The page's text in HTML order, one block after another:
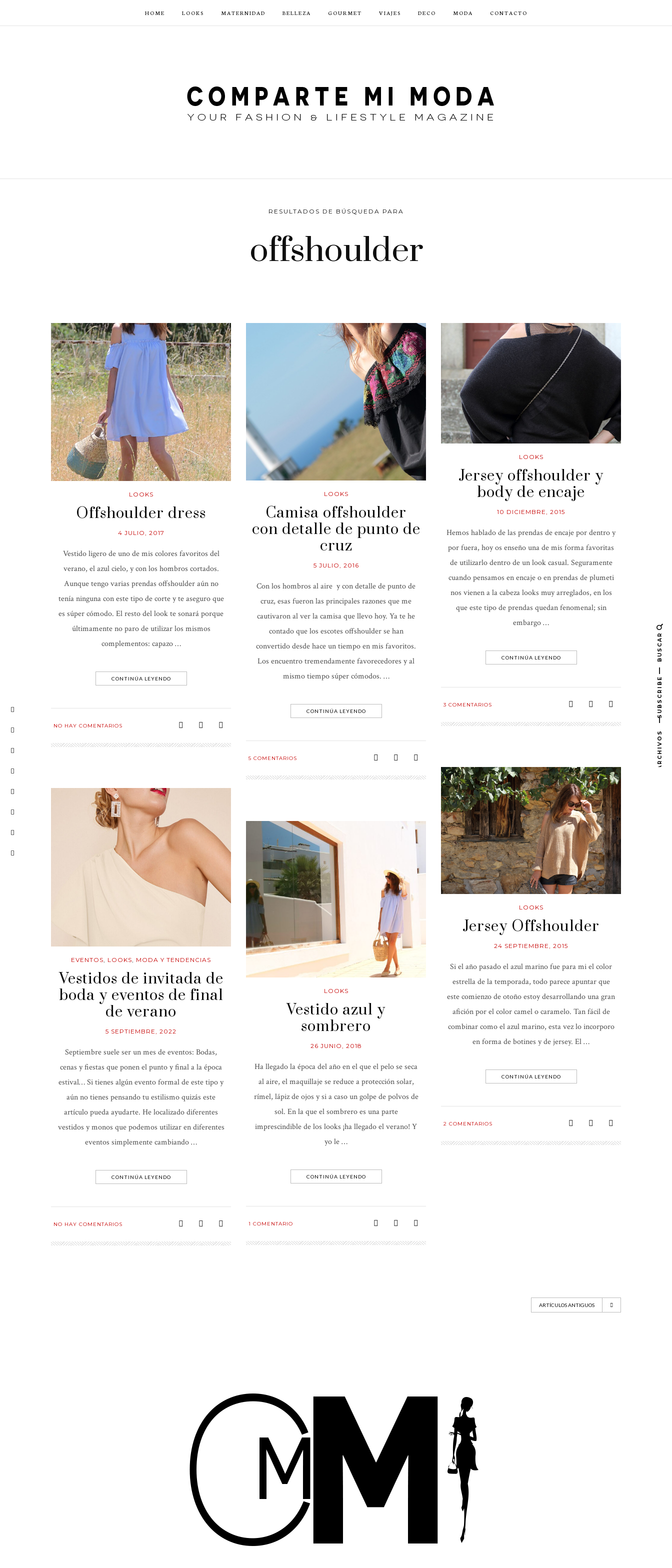
HOME LOOKS MATERNIDAD BELLEZA GOURMET VIAJES DECO MODA CONTACTO
RESULTADOS DE BÚSQUEDA PARA
offshoulder
LOOKS
Offshoulder dress
4 JULIO, 2017
Vestido ligero de uno de mis colores favoritos del
verano, el azul cielo, y con los hombros cortados.
Aunque tengo varias prendas offshoulder aún no
tenía ninguna con este tipo de corte y te aseguro que
es súper cómodo. El resto del look te sonará porque
últimamente no paro de utilizar los mismos
complementos: capazo …
CONTINÚA LEYENDO
NO HAY COMENTARIOS
LOOKS
Camisa offshoulder
con detalle de punto de
cruz
5 JULIO, 2016
Con los hombros al aire y con detalle de punto de
cruz, esas fueron las principales razones que me
cautivaron al ver la camisa que llevo hoy. Ya te he
contado que los escotes offshoulder se han
convertido desde hace un tiempo en mis favoritos.
Los encuentro tremendamente favorecedores y al
mismo tiempo súper cómodos. …
CONTINÚA LEYENDO
5 COMENTARIOS
LOOKS
Jersey offshoulder y
body de encaje
10 DICIEMBRE, 2015
Hemos hablado de las prendas de encaje por dentro y
por fuera, hoy os enseño una de mis forma favoritas
de utilizarlo dentro de un look casual. Seguramente
cuando pensamos en encaje o en prendas de plumeti
nos vienen a la cabeza looks muy arreglados, en los
que este tipo de prendas quedan fenomenal; sin
embargo …
CONTINÚA LEYENDO
3 COMENTARIOS
LOOKS
Jersey Offshoulder
24 SEPTIEMBRE, 2015
Si el año pasado el azul marino fue para mi el color
estrella de la temporada, todo parece apuntar que
este comienzo de otoño estoy desarrollando una gran
afición por el color camel o caramelo. Tan fácil de
combinar como el azul marino, esta vez lo incorporo
en forma de botines y de jersey. El …
CONTINÚA LEYENDO
2 COMENTARIOS
EVENTOS, LOOKS, MODA Y TENDENCIAS
Vestidos de invitada de
boda y eventos de final
de verano
5 SEPTIEMBRE, 2022
Septiembre suele ser un mes de eventos: Bodas,
cenas y fiestas que ponen el punto y final a la época
estival… Si tienes algún evento formal de este tipo y
aún no tienes pensando tu estilismo quizás este
artículo pueda ayudarte. He localizado diferentes
vestidos y monos que podemos utilizar en diferentes
eventos simplemente cambiando …
CONTINÚA LEYENDO
NO HAY COMENTARIOS
LOOKS
Vestido azul y
sombrero
26 JUNIO, 2018
Ha llegado la época del año en el que el pelo se seca
al aire, el maquillaje se reduce a protección solar,
rímel, lápiz de ojos y si a caso un golpe de polvos de
sol. En la que el sombrero es una parte
imprescindible de los looks ¡ha llegado el verano! Y
yo le …
CONTINÚA LEYENDO
1 COMENTARIO
ARTÍCULOS ANTIGUOS
BUSCAR
SUBSCRIBE
ARCHIVOS